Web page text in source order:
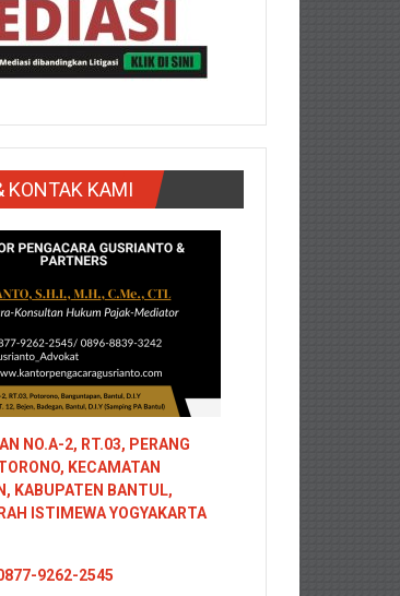
KONTAK KAMI
NO.A-2, RT.03, PERANG
KECAMATAN
KABUPATEN BANTUL,
ISTIMEWA YOGYAKARTA
9262-2545